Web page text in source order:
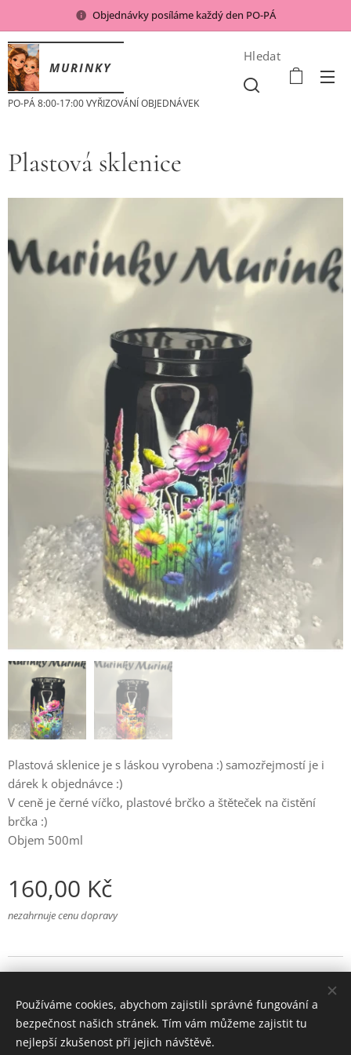
Objednávky posíláme každý den PO-PÁ
MURINKY
PO-PÁ 8:00-17:00 VYŘIZOVÁNÍ OBJEDNÁVEK
Hledat
Plastová sklenice
Plastová sklenice je s láskou vyrobena :) samozřejmostí je i
dárek k objednávce :)
V ceně je černé víčko, plastové brčko a štěteček na čistění
brčka :)
Objem 500ml
160,00 Kč
nezahrnuje cenu dopravy
Cookies
Používáme cookies, abychom zajistili správné fungování a
bezpečnost našich stránek. Tím vám můžeme zajistit tu
nejlepší zkušenost při jejich návštěvě.